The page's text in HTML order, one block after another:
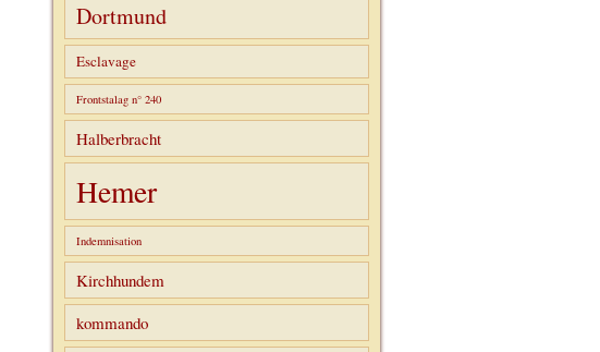
Dortmund
Esclavage
Frontstalag n° 240
Halberbracht
Hemer
Indemnisation
Kirchhundem
kommando